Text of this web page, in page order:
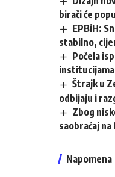
birači će
EPBiH:
stabilno,
Počela
institucijama
Štrajk u
odbijaju i
Zbog
saobraćaj na
Napomena